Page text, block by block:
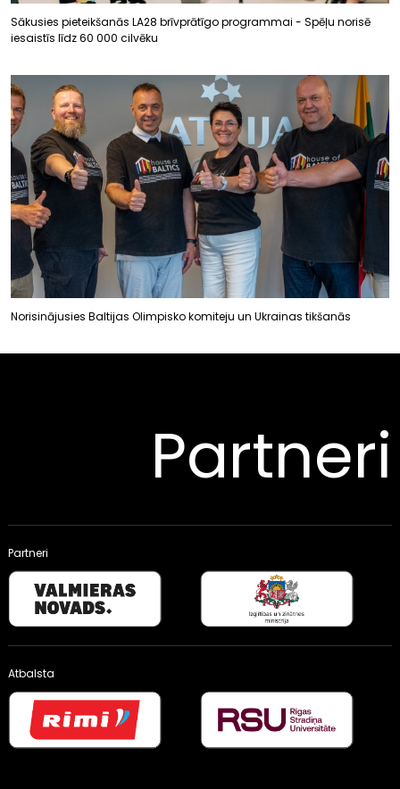
Sākusies pieteikšanās LA28 brīvprātīgo programmai - Spēļu norisē
iesaistīs līdz 60 000 cilvēku
Norisinājusies Baltijas Olimpisko komiteju un Ukrainas tikšanās
Partneri
Partneri
Atbalsta